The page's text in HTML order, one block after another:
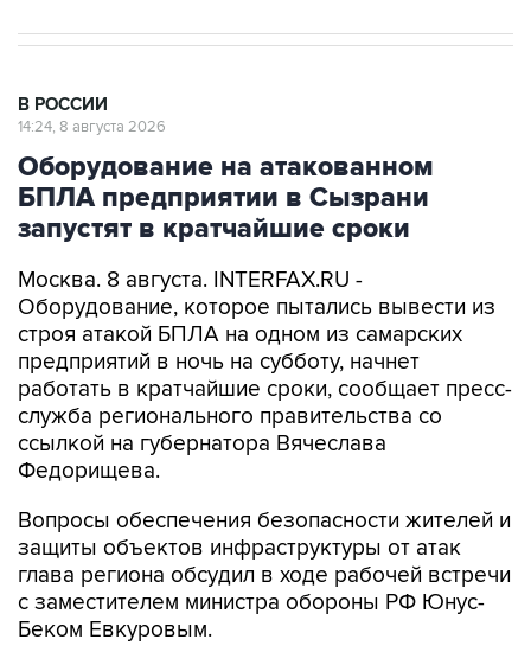
В РОССИИ
14:24, 8 августа 2026
Оборудование на атакованном
БПЛА предприятии в Сызрани
запустят в кратчайшие сроки
Москва. 8 августа. INTERFAX.RU -
Оборудование, которое пытались вывести из
строя атакой БПЛА на одном из самарских
предприятий в ночь на субботу, начнет
работать в кратчайшие сроки, сообщает пресс-
служба регионального правительства со
ссылкой на губернатора Вячеслава
Федорищева.
Вопросы обеспечения безопасности жителей и
защиты объектов инфраструктуры от атак
глава региона обсудил в ходе рабочей встречи
с заместителем министра обороны РФ Юнус-
Беком Евкуровым.